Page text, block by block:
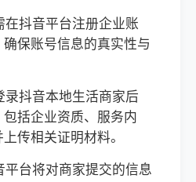
在抖音平台注册企业账
保账号信息的真实性与
抖音本地生活商家后
括企业资质、服务内
传相关证明材料。
台将对商家提交的信息